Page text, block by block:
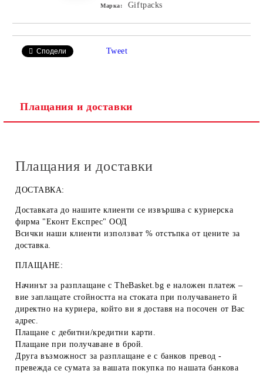
Марка: Giftpacks
Сподели Tweet
Плащания и доставки
Плащания и доставки
ДОСТАВКА:
Доставката до нашите клиенти се извършва с куриерска
фирма "Еконт Експрес" ООД
Всички наши клиенти използват % отстъпка от цените за
доставка.
ПЛАЩАНЕ:
Начинът за разплащане с TheBasket.bg е наложен платеж –
вие заплащате стойността на стоката при получаването й
директно на куриера, който ви я доставя на посочен от Вас
адрес.
Плащане с дебитни/кредитни карти .
Плащане при получаване в брой.
Друга възможност за разплащане е с банков превод -
превежда се сумата за вашата покупка по нашата банкова